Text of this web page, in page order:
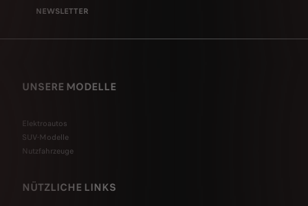
NEWSLETTER
UNSERE MODELLE
Elektroautos
SUV-Modelle
Nutzfahrzeuge
NÜTZLICHE LINKS